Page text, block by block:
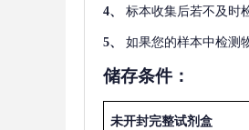
4、 标本收集后若不及时
5、 如果您的样本中检测
储存条件：
未开封完整试剂盒